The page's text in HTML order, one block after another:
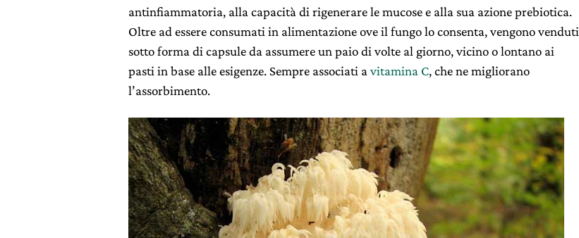
antinfiammatoria, alla capacità di rigenerare le mucose e alla sua azione prebiotica.
Oltre ad essere consumati in alimentazione ove il fungo lo consenta, vengono venduti
sotto forma di capsule da assumere un paio di volte al giorno, vicino o lontano ai
pasti in base alle esigenze. Sempre associati a vitamina C, che ne migliorano
l’assorbimento.